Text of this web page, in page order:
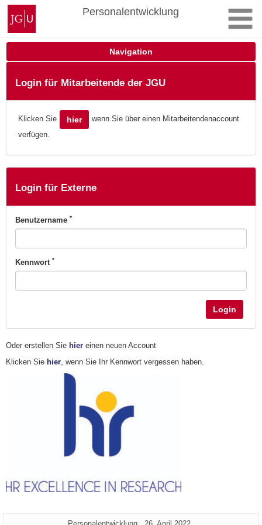
Zum
Inhalt
springen
Johannes
Gutenberg-
Universität
Personalentwicklung
Navigation
Login für Mitarbeitende der JGU
Klicken Sie hier
wenn Sie über einen Mitarbeitendenaccount
verfügen.
Login für Externe
Benutzername *
Kennwort *
Login
Oder erstellen Sie hier einen neuen Account
Klicken Sie hier , wenn Sie Ihr Kennwort vergessen haben.
Zusätzliche
Seiten- Letzte